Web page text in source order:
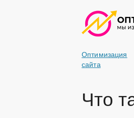
Оптимизация
сайта
Что